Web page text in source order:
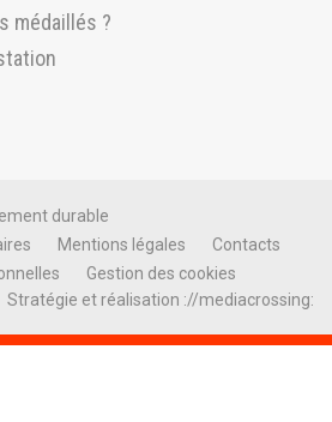
médaillés ?
durable
Mentions légales
Contacts
Gestion des cookies
Stratégie et réalisation ://mediacrossing: